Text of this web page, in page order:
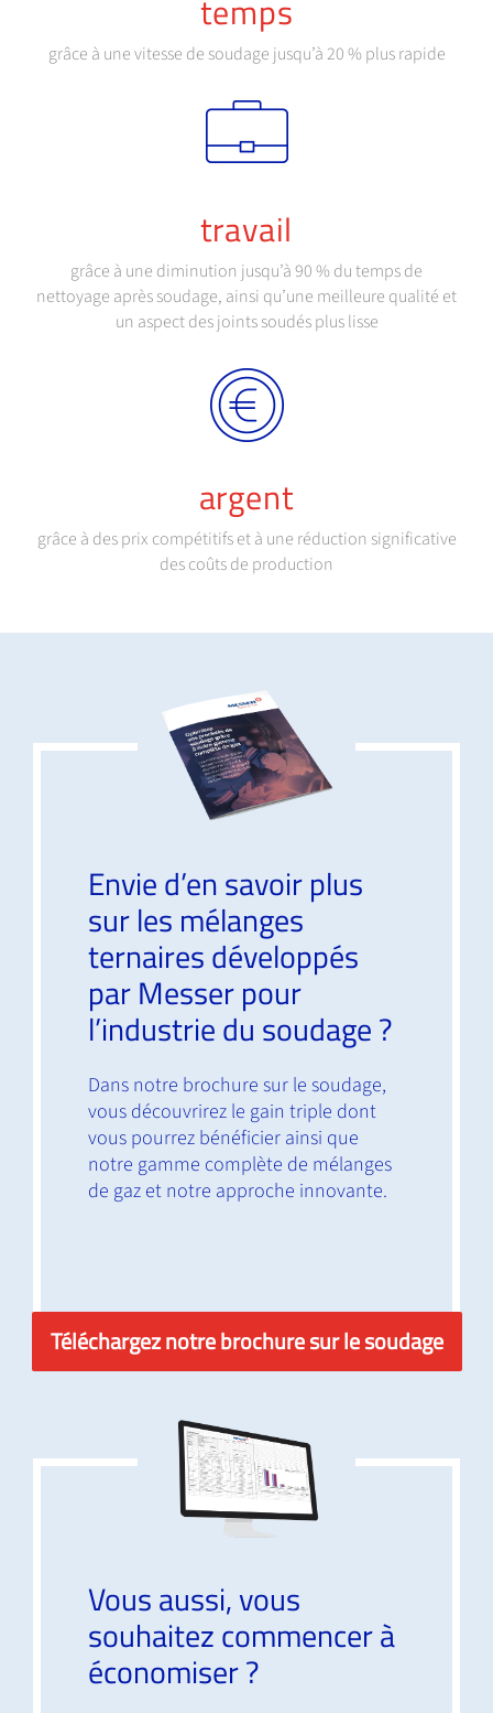
temps
grâce à une vitesse de soudage jusqu’à 20 % plus rapide
travail
grâce à une diminution jusqu’à 90 % du temps de
nettoyage après soudage, ainsi qu’une meilleure qualité et
un aspect des joints soudés plus lisse
argent
grâce à des prix compétitifs et à une réduction significative
des coûts de production
Envie d’en savoir plus
sur les mélanges
ternaires développés
par Messer pour
l’industrie du soudage ?
Dans notre brochure sur le soudage,
vous découvrirez le gain triple dont
vous pourrez bénéficier ainsi que
notre gamme complète de mélanges
de gaz et notre approche innovante.
Téléchargez notre brochure sur le soudage
Vous aussi, vous
souhaitez commencer à
économiser ?